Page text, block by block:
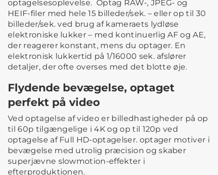
optagelsesoplevelse. Optag RAW-, JPEG- og
HEIF-filer med hele 15 billeder/sek. – eller op til 30
billeder/sek. ved brug af kameraets lydløse
elektroniske lukker – med kontinuerlig AF og AE,
der reagerer konstant, mens du optager. En
elektronisk lukkertid på 1/16000 sek. afslører
detaljer, der ofte overses med det blotte øje.
Flydende bevægelse, optaget
perfekt på video
Ved optagelse af video er billedhastigheder på op
til 60p tilgængelige i 4K og op til 120p ved
optagelse af Full HD-optagelser. optager motiver i
bevægelse med utrolig præcision og skaber
superjævne slowmotion-effekter i
efterproduktionen.